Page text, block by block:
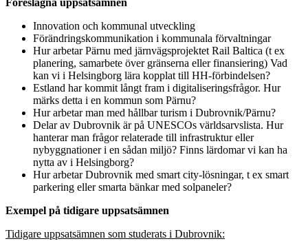
Innovation och kommunal utveckling
Förändringskommunikation i kommunala förvaltningar
Hur arbetar Pärnu med järnvägsprojektet Rail Baltica (t ex
planering, samarbete över gränserna eller finansiering) Vad
kan vi i Helsingborg lära kopplat till HH-förbindelsen?
Estland har kommit långt fram i digitaliseringsfrågor. Hur
märks detta i en kommun som Pärnu?
Hur arbetar man med hållbar turism i Dubrovnik/Pärnu?
Delar av Dubrovnik är på UNESCOs världsarvslista. Hur
hanterar man frågor relaterade till infrastruktur eller
nybyggnationer i en sådan miljö? Finns lärdomar vi kan ha
nytta av i Helsingborg?
Hur arbetar Dubrovnik med smart city-lösningar, t ex smart
parkering eller smarta bänkar med solpaneler?
Exempel på tidigare uppsatsämnen
Tidigare uppsatsämnen som studerats i Dubrovnik: